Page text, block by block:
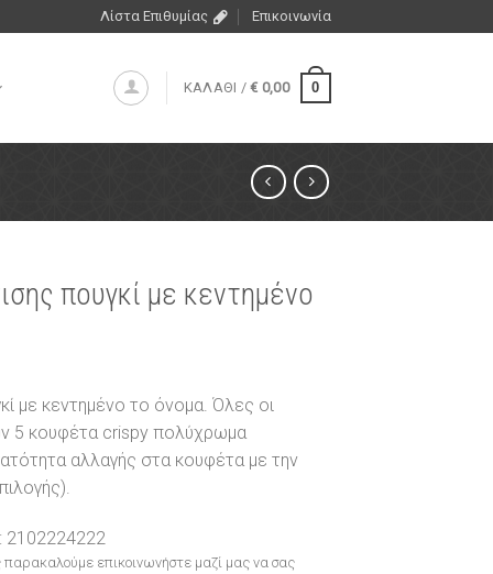
Λίστα Επιθυμίας Επικοινωνία
ΚΑΛΑΘΙ /€ 0,00 0
πουγκί με κεντημένο
με κεντημένο το όνομα. Όλες οι
5 κουφέτα crispy πολύχρωμα
αλλαγής στα κουφέτα με την
επικοινωνήστε μαζί μας να σας